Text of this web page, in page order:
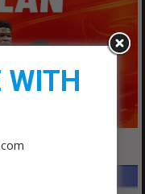
WITH